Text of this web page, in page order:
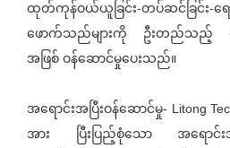
ထုတ်ကုန်ဝယ်ယူခြင်း-တပ်ဆင်ခြင်း-ရော
ဖောက်သည်များကို ဦးတည်သည့်
အဖြစ် ဝန်ဆောင်မှုပေးသည်။
အရောင်းအပြီးဝန်ဆောင်မှု- Litong
အား ပြီးပြည့်စုံသော အရောင်း